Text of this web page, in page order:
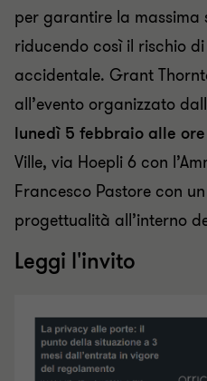
per garantire la massima
riducendo così il rischio
accidentale. Grant
all’evento organizzato
lunedì 5 febbraio alle ore
Ville, via Hoepli 6 con
Francesco Pastore con
progettualità all’interno d
Leggi l'invito